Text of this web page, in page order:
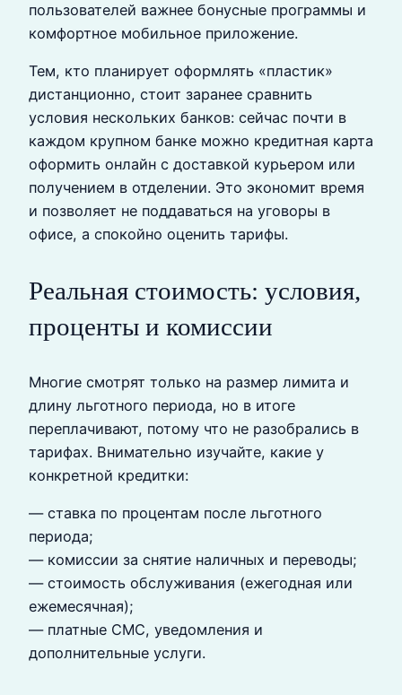
пользователей важнее бонусные программы и
комфортное мобильное приложение.
Тем, кто планирует оформлять «пластик»
дистанционно, стоит заранее сравнить
условия нескольких банков: сейчас почти в
каждом крупном банке можно кредитная карта
оформить онлайн с доставкой курьером или
получением в отделении. Это экономит время
и позволяет не поддаваться на уговоры в
офисе, а спокойно оценить тарифы.
Реальная стоимость: условия,
проценты и комиссии
Многие смотрят только на размер лимита и
длину льготного периода, но в итоге
переплачивают, потому что не разобрались в
тарифах. Внимательно изучайте, какие у
конкретной кредитки:
— ставка по процентам после льготного
периода;
— комиссии за снятие наличных и переводы;
— стоимость обслуживания (ежегодная или
ежемесячная);
— платные СМС, уведомления и
дополнительные услуги.